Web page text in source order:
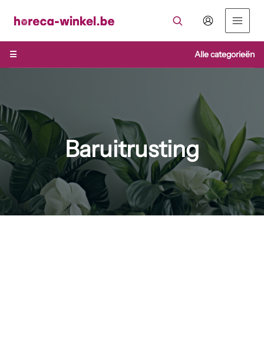
naar
inhoud
☰
Alle categorieën
Baruitrusting